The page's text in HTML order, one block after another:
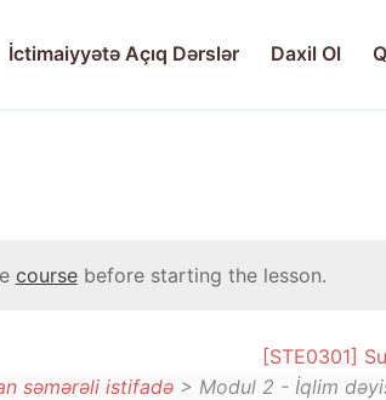
İctimaiyyətə Açıq Dərslər Daxil Ol
coursebefore starting the lesson.
[STE0301]
səmərəli istifadə> Modul 2 - İqlim